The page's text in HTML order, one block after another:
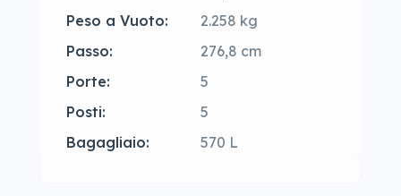
Peso a Vuoto:
2.258 kg
Passo:
276,8 cm
Porte:
5
Posti:
5
Bagagliaio:
570 L